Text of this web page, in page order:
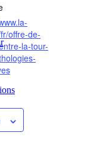
offre-de-
la-tour-